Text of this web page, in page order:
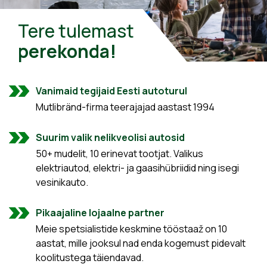
Tere tulemast
perekonda!
Vanimaid tegijaid Eesti autoturul
Mutlibränd-firma teerajajad aastast 1994
Suurim valik nelikveolisi autosid
50+ mudelit, 10 erinevat tootjat. Valikus
elektriautod, elektri- ja gaasihübriidid ning isegi
vesinikauto.
Pikaajaline lojaalne partner
Meie spetsialistide keskmine tööstaaž on 10
aastat, mille jooksul nad enda kogemust pidevalt
koolitustega täiendavad.